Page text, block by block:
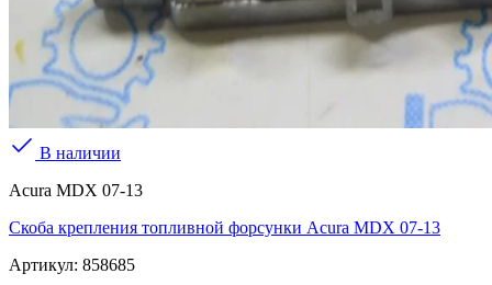
В наличии
Acura MDX 07-13
Скоба крепления топливной форсунки Acura MDX 07-13
Артикул: 858685